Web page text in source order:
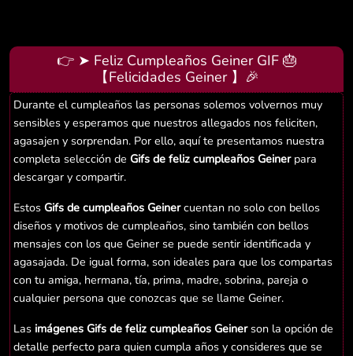
👉 ➤ Feliz Cumpleaños Geiner GIF 🎂
【Felicidades Geiner 】🎉
Durante el cumpleaños las personas solemos volvernos muy
sensibles y esperamos que nuestros allegados nos feliciten,
agasajen y sorprendan. Por ello, aquí te presentamos nuestra
completa selección de Gifs de feliz cumpleaños Geinerpara
descargar y compartir.
Estos Gifs de cumpleaños Geinercuentan no solo con bellos
diseños y motivos de cumpleaños, sino también con bellos
mensajes con los que Geiner se puede sentir identificada y
agasajada. De igual forma, son ideales para que los compartas
con tu amiga, hermana, tía, prima, madre, sobrina, pareja o
cualquier persona que conozcas que se llame Geiner.
Las imágenes Gifs de feliz cumpleaños Geinerson la opción de
detalle perfecto para quien cumpla años y consideres que se